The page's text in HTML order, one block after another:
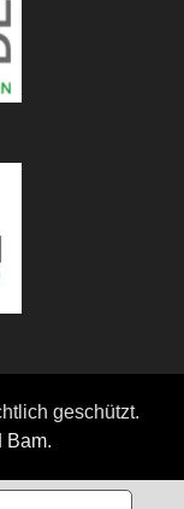
geschützt.
Bam.